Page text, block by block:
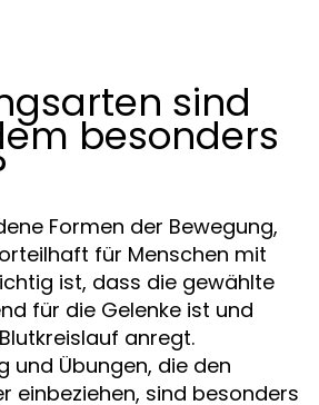
sind
besonders
Formen der Bewegung,
für Menschen mit
ist, dass die gewählte
für die Gelenke ist und
anregt.
und Übungen, die den
einbeziehen, sind besonders